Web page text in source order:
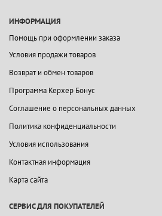
ИНФОРМАЦИЯ
Помощь при оформлении заказа
Условия продажи товаров
Возврат и обмен товаров
Программа Керхер Бонус
Соглашение о персональных данных
Политика конфиденциальности
Условия использования
Контактная информация
Карта сайта
СЕРВИС ДЛЯ ПОКУПАТЕЛЕЙ